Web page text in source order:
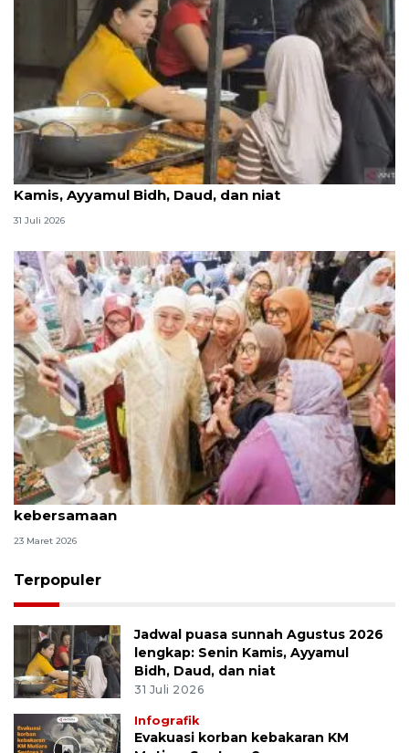
Jadwal puasa sunnah Agustus 2026 lengkap: Senin
Kamis, Ayyamul Bidh, Daud, dan niat
31 Juli 2026
Khofifah: Tradisi "riyayan" meneguhkan komitmen
kebersamaan
23 Maret 2026
Terpopuler
Jadwal puasa sunnah Agustus 2026
lengkap: Senin Kamis, Ayyamul
Bidh, Daud, dan niat
31 Juli 2026
Infografik
Evakuasi korban kebakaran KM